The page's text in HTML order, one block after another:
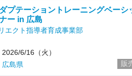
プテーショントレーニングベーシ
ー in 広島
エクト指導者育成事業部
2026/6/16（火）
広島県
販